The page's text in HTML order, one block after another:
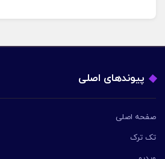
پیوندهای اصلی
صفحه اصلی
تک ترک